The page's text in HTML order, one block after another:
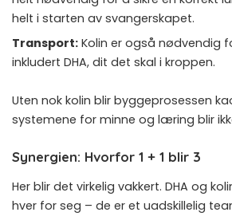
helt i starten av svangerskapet.
Transport: Kolin er også nødvendig
inkludert DHA, dit det skal i kroppen.
Uten nok kolin blir byggeprosessen
systemene for minne og læring blir
Synergien: Hvorfor 1 + 1 blir 3
Her blir det virkelig vakkert. DHA og
hver for seg – de er et uadskillelig